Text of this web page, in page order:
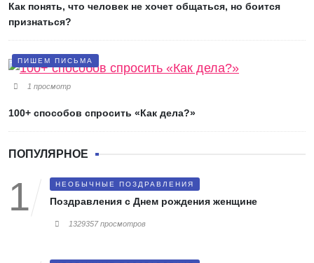
Как понять, что человек не хочет общаться, но боится
признаться?
ПИШЕМ ПИСЬМА
1 просмотр
100+ способов спросить «Как дела?»
ПОПУЛЯРНОЕ
НЕОБЫЧНЫЕ ПОЗДРАВЛЕНИЯ
Поздравления с Днем рождения женщине
1329357 просмотров